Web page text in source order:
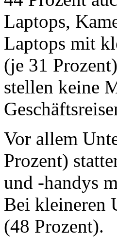
Laptops,
Laptops mit
(je 31
stellen keine
Vor allem
Prozent)
und -handys
Bei kleineren
(48 Prozent).